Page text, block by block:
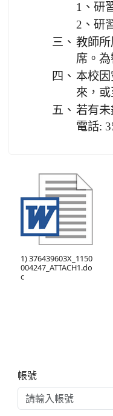
1、研
2、研
三、 教師
席。
四、 本校
來，或
五、 若有
電話:
1) 376439603X_1150
004247_ATTACH1.do
c
帳號